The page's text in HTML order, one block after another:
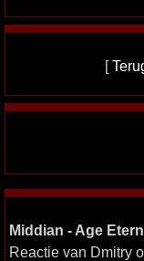
[
Middian - Age
Reactie van Dmitry